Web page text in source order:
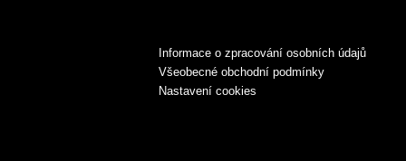
Informace o zpracování osobních údajů
Všeobecné obchodní podmínky
Nastavení cookies